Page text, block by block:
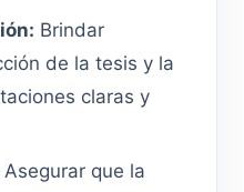
Brindar
de la tesis y la
claras y
Asegurar que la